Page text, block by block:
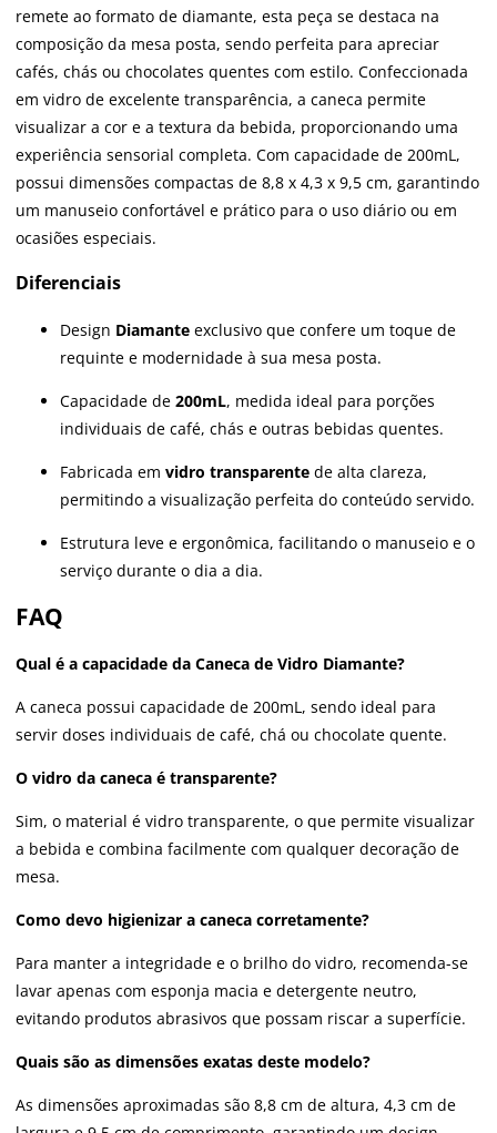
remete ao formato de diamante, esta peça se destaca na
composição da mesa posta, sendo perfeita para apreciar
cafés, chás ou chocolates quentes com estilo. Confeccionada
em vidro de excelente transparência, a caneca permite
visualizar a cor e a textura da bebida, proporcionando uma
experiência sensorial completa. Com capacidade de 200mL,
possui dimensões compactas de 8,8 x 4,3 x 9,5 cm, garantindo
um manuseio confortável e prático para o uso diário ou em
ocasiões especiais.
Diferenciais
Design Diamante exclusivo que confere um toque de
requinte e modernidade à sua mesa posta.
Capacidade de 200mL, medida ideal para porções
individuais de café, chás e outras bebidas quentes.
Fabricada em vidro transparente de alta clareza,
permitindo a visualização perfeita do conteúdo servido.
Estrutura leve e ergonômica, facilitando o manuseio e o
serviço durante o dia a dia.
FAQ
Qual é a capacidade da Caneca de Vidro Diamante?
A caneca possui capacidade de 200mL, sendo ideal para
servir doses individuais de café, chá ou chocolate quente.
O vidro da caneca é transparente?
Sim, o material é vidro transparente, o que permite visualizar
a bebida e combina facilmente com qualquer decoração de
mesa.
Como devo higienizar a caneca corretamente?
Para manter a integridade e o brilho do vidro, recomenda-se
lavar apenas com esponja macia e detergente neutro,
evitando produtos abrasivos que possam riscar a superfície.
Quais são as dimensões exatas deste modelo?
As dimensões aproximadas são 8,8 cm de altura, 4,3 cm de